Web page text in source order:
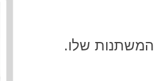
המשתנות שלו.